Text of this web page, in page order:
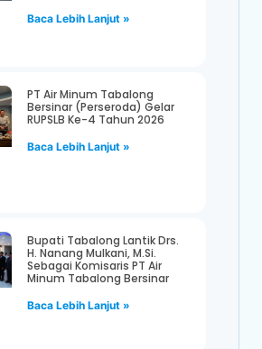
Baca Lebih Lanjut »
PT Air Minum Tabalong
Bersinar (Perseroda) Gelar
RUPSLB Ke-4 Tahun 2026
Baca Lebih Lanjut »
Bupati Tabalong Lantik Drs.
H. Nanang Mulkani, M.Si.
Sebagai Komisaris PT Air
Minum Tabalong Bersinar
Baca Lebih Lanjut »